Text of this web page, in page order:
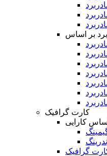
کارت گرافیک
کارایی
گرافیک